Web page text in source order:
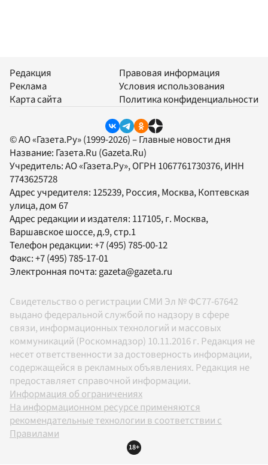
Редакция
Реклама
Карта сайта
Правовая информация
Условия использования
Политика конфиденциальности
© АО «Газета.Ру» (1999-2026) – Главные новости дня
Название: Газета.Ru (Gazeta.Ru)
Учредитель:АО «Газета.Ру», ОГРН 1067761730376, ИНН
7743625728
Адрес учредителя: 125239, Россия, Москва, Коптевская
улица, дом 67
Адрес редакции и издателя: 117105, г. Москва,
Варшавское шоссе, д.9, стр.1
Телефон редакции:+7 (495) 785-00-12
Факс:+7 (495) 785-17-01
Электронная почта: gazeta@gazeta.ru
Свидетельство о регистрации СМИ Эл № ФС77-67642
выдано федеральной службой по надзору в сфере
связи, информационных технологий и массовых
коммуникаций (Роскомнадзор) 10.11.2016 г. Редакция не
несет ответственности за достоверность информации,
содержащейся в рекламных объявлениях. Редакция не
предоставляет справочной информации.
Информация об ограничениях
На информационном ресурсе применяются
рекомендательные технологии в соответствии с
Правилами
18+